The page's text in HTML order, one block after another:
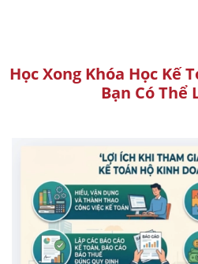
Học Xong Khóa Học Kế
Bạn Có Thể